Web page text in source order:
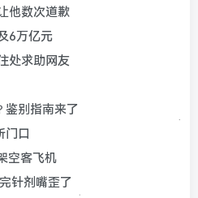
他数次道歉
6万亿元
处求助网友
鉴别指南来了
门口
空客飞机
针剂嘴歪了